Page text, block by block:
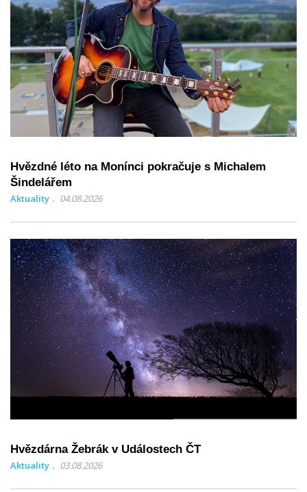
Hvězdné léto na Monínci pokračuje s Michalem
Šindelářem
Aktuality 04.08.2026
Hvězdárna Žebrák v Událostech ČT
Aktuality 03.08.2026